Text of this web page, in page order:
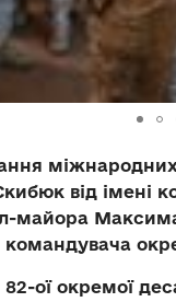
міжнародних
від
майора
ої окремої